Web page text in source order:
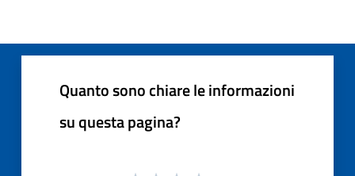
Quanto sono chiare le informazioni
su questa pagina?